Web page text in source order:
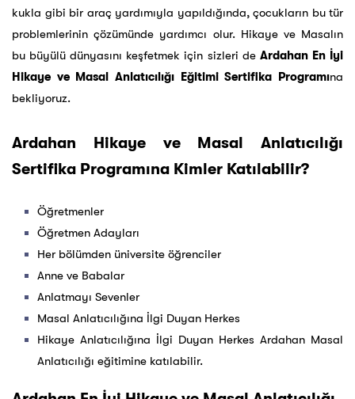
kukla gibi bir araç yardımıyla yapıldığında, çocukların bu tür
problemlerinin çözümünde yardımcı olur. Hikaye ve Masalın
bu büyülü dünyasını keşfetmek için sizleri de Ardahan En İyi
Hikaye ve Masal Anlatıcılığı Eğitimi Sertifika Programına
bekliyoruz.
Ardahan Hikaye ve Masal Anlatıcılığı
Sertifika Programına Kimler Katılabilir?
Öğretmenler
Öğretmen Adayları
Her bölümden üniversite öğrenciler
Anne ve Babalar
Anlatmayı Sevenler
Masal Anlatıcılığına İlgi Duyan Herkes
Hikaye Anlatıcılığına İlgi Duyan Herkes Ardahan Masal
Anlatıcılığı eğitimine katılabilir.